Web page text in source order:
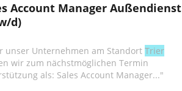
Account Manager Außendienst
d)
unser Unternehmen am Standort Trier
wir zum nächstmöglichen Termin
als: Sales Account Manager..."